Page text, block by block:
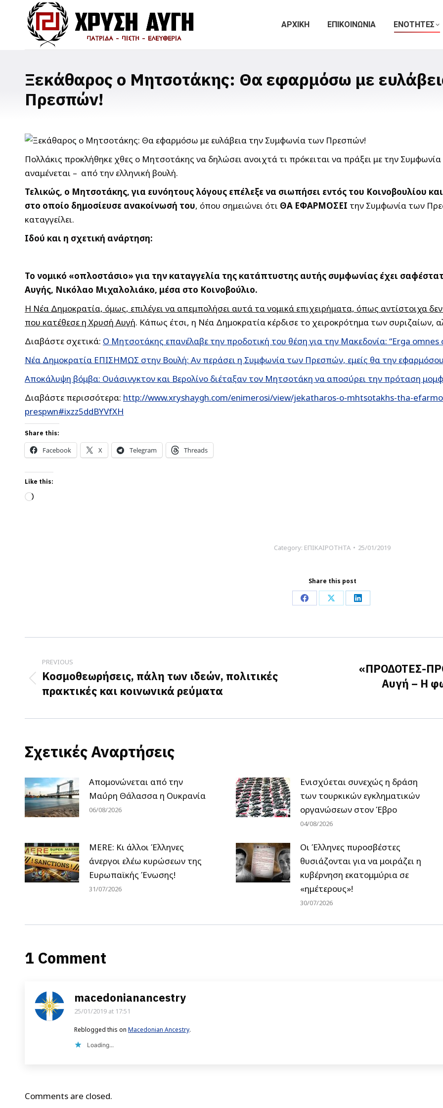
ΑΡΧΙΚΗ ΕΠΙΚΟΙΝΩΝΙΑ ΕΝΟΤΗΤΕΣ
Ξεκάθαρος ο Μητσοτάκης: Θα εφαρμόσω με
Πρεσπών!
Πολλάκις προκλήθηκε χθες ο Μητσοτάκης να δηλώσει ανοιχτά τι πρόκειται να πράξει με την
αναμένεται – από την ελληνική βουλή.
Τελικώς, ο Μητσοτάκης, για ευνόητους λόγους επέλεξε να σιωπήσει εντός του Κοινοβουλίου
στο οποίο δημοσίευσε ανακοίνωσή του, όπου σημειώνει ότι ΘΑ ΕΦΑΡΜΟΣΕΙ την Συμφωνία των
καταγγείλει.
Ιδού και η σχετική ανάρτηση:
Το νομικό «οπλοστάσιο» για την καταγγελία της κατάπτυστης αυτής συμφωνίας έχει
Αυγής, Νικόλαο Μιχαλολιάκο, μέσα στο Κοινοβούλιο.
Η Νέα Δημοκρατία, όμως, επιλέγει να απεμπολήσει αυτά τα νομικά επιχειρήματα, όπως αντίστοιχα
που κατέθεσε η Χρυσή Αυγή. Κάπως έτσι, η Νέα Δημοκρατία κέρδισε το χειροκρότημα των συριζαίων,
Διαβάστε σχετικά: Ο Μητσοτάκης επανέλαβε την προδοτική του θέση για την Μακεδονία: “Erga omnes
Νέα Δημοκρατία ΕΠΙΣΗΜΩΣ στην Βουλή: Αν περάσει η Συμφωνία των Πρεσπών, εμείς θα την
Αποκάλυψη βόμβα: Ουάσινγκτον και Βερολίνο διέταξαν τον Μητσοτάκη να αποσύρει την πρόταση
Διαβάστε περισσότερα: http://www.xryshaygh.com/enimerosi/view/jekatharos-o-mhtsotakhs-tha-
prespwn#ixzz5ddBYVfXH
Share this:
Facebook X Telegram Threads
Like this:
Loading…
Category: ΕΠΙΚΑΙΡΟΤΗΤΑ 25/01/2019
Share this post
Share
Facebook
Share
X
Share
LinkedIn
navigation
PREVIOUS
Previous
post:
Κοσμοθεωρήσεις, πάλη των ιδεών, πολιτικές
πρακτικές και κοινωνικά ρεύματα
«ΠΡΟΔΟΤΕΣ-
Αυγή – Η
Σχετικές Αναρτήσεις
Απομονώνεται από την
Μαύρη Θάλασσα η Ουκρανία
06/08/2026
Ενισχύεται συνεχώς η δράση
των τουρκικών εγκληματικών
οργανώσεων στον Έβρο
04/08/2026
MERE: Κι άλλοι Έλληνες
άνεργοι ελέω κυρώσεων της
Ευρωπαϊκής Ένωσης!
31/07/2026
Οι Έλληνες πυροσβέστες
θυσιάζονται για να μοιράζει η
κυβέρνηση εκατομμύρια σε
«ημέτερους»!
30/07/2026
1 Comment
macedonianancestry
says:
25/01/2019 at 17:51
Reblogged this on Macedonian Ancestry.
Loading...
Comments are closed.